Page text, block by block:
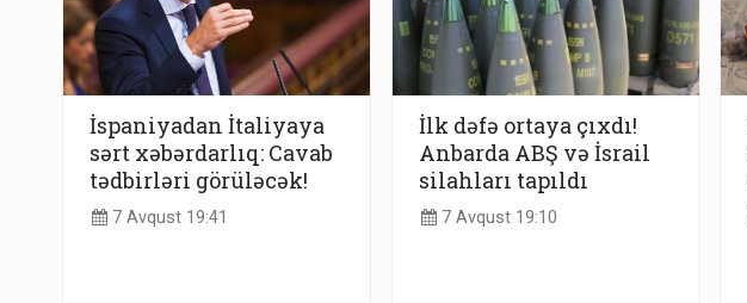
İspaniyadan İtaliyaya
sərt xəbərdarlıq: Cavab
tədbirləri görüləcək!
7 Avqust 19:41
İlk dəfə ortaya çıxdı!
Anbarda ABŞ və İsrail
silahları tapıldı
7 Avqust 19:10